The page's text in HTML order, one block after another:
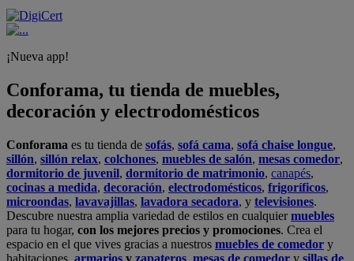
¡Nueva app!
Conforama, tu tienda de muebles,
decoración y electrodomésticos
Conforama es tu tienda de sofás, sofá cama, sofá chaise longue,
sillón, sillón relax, colchones, muebles de salón, mesas comedor,
dormitorio de juvenil, dormitorio de matrimonio, canapés,
cocinas a medida, decoración, electrodomésticos, frigoríficos,
microondas, lavavajillas, lavadora secadora, y televisiones.
Descubre nuestra amplia variedad de estilos en cualquiermuebles
para tu hogar, con los mejores precios y promociones. Crea el
espacio en el que vives gracias a nuestros muebles de comedor y
habitaciones, armarios y zapateros, mesas de comedor y sillas de